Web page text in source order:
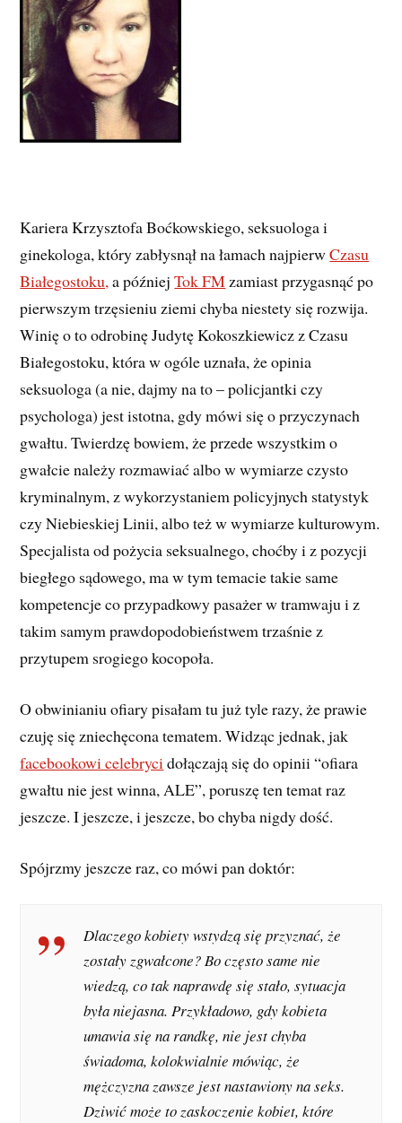
Kariera Krzysztofa Boćkowskiego, seksuologa i
ginekologa, który zabłysnął na łamach najpierwCzasu
Białegostoku,a późniejTok FMzamiast przygasnąć po
pierwszym trzęsieniu ziemi chyba niestety się rozwija.
Winię o to odrobinę Judytę Kokoszkiewicz z Czasu
Białegostoku, która w ogóle uznała, że opinia
seksuologa (a nie, dajmy na to – policjantki czy
psychologa) jest istotna, gdy mówi się o przyczynach
gwałtu. Twierdzę bowiem, że przede wszystkim o
gwałcie należy rozmawiać albo w wymiarze czysto
kryminalnym, z wykorzystaniem policyjnych statystyk
czy Niebieskiej Linii, albo też w wymiarze kulturowym.
Specjalista od pożycia seksualnego, choćby i z pozycji
biegłego sądowego, ma w tym temacie takie same
kompetencje co przypadkowy pasażer w tramwaju i z
takim samym prawdopodobieństwem trzaśnie z
przytupem srogiego kocopoła.
O obwinianiu ofiary pisałam tu już tyle razy, że prawie
czuję się zniechęcona tematem. Widząc jednak, jak
facebookowi celebrycidołączają się do opinii “ofiara
gwałtu nie jest winna, ALE”, poruszę ten temat raz
jeszcze. I jeszcze, i jeszcze, bo chyba nigdy dość.
Spójrzmy jeszcze raz, co mówi pan doktór:
Dlaczego kobiety wstydzą się przyznać, że
zostały zgwałcone? Bo często same nie
wiedzą, co tak naprawdę się stało, sytuacja
była niejasna. Przykładowo, gdy kobieta
umawia się na randkę, nie jest chyba
świadoma, kolokwialnie mówiąc, że
mężczyzna zawsze jest nastawiony na seks.
Dziwić może to zaskoczenie kobiet, które